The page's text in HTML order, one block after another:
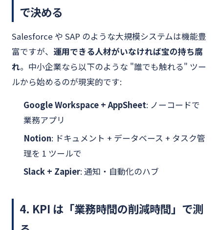
で決める
Salesforce や SAP のような大規模システムは機能豊
富ですが、 運用できる人材がいなければ宝の持ち腐
れ。中小企業なら以下のような "誰でも触れる" ツー
ルから始めるのが現実的です:
Google Workspace + AppSheet: ノーコードで
業務アプリ
Notion: ドキュメント + データベース + タスク管
理を 1 ツールで
Slack + Zapier: 通知・自動化のハブ
4. KPI は「業務時間の削減時間」で測